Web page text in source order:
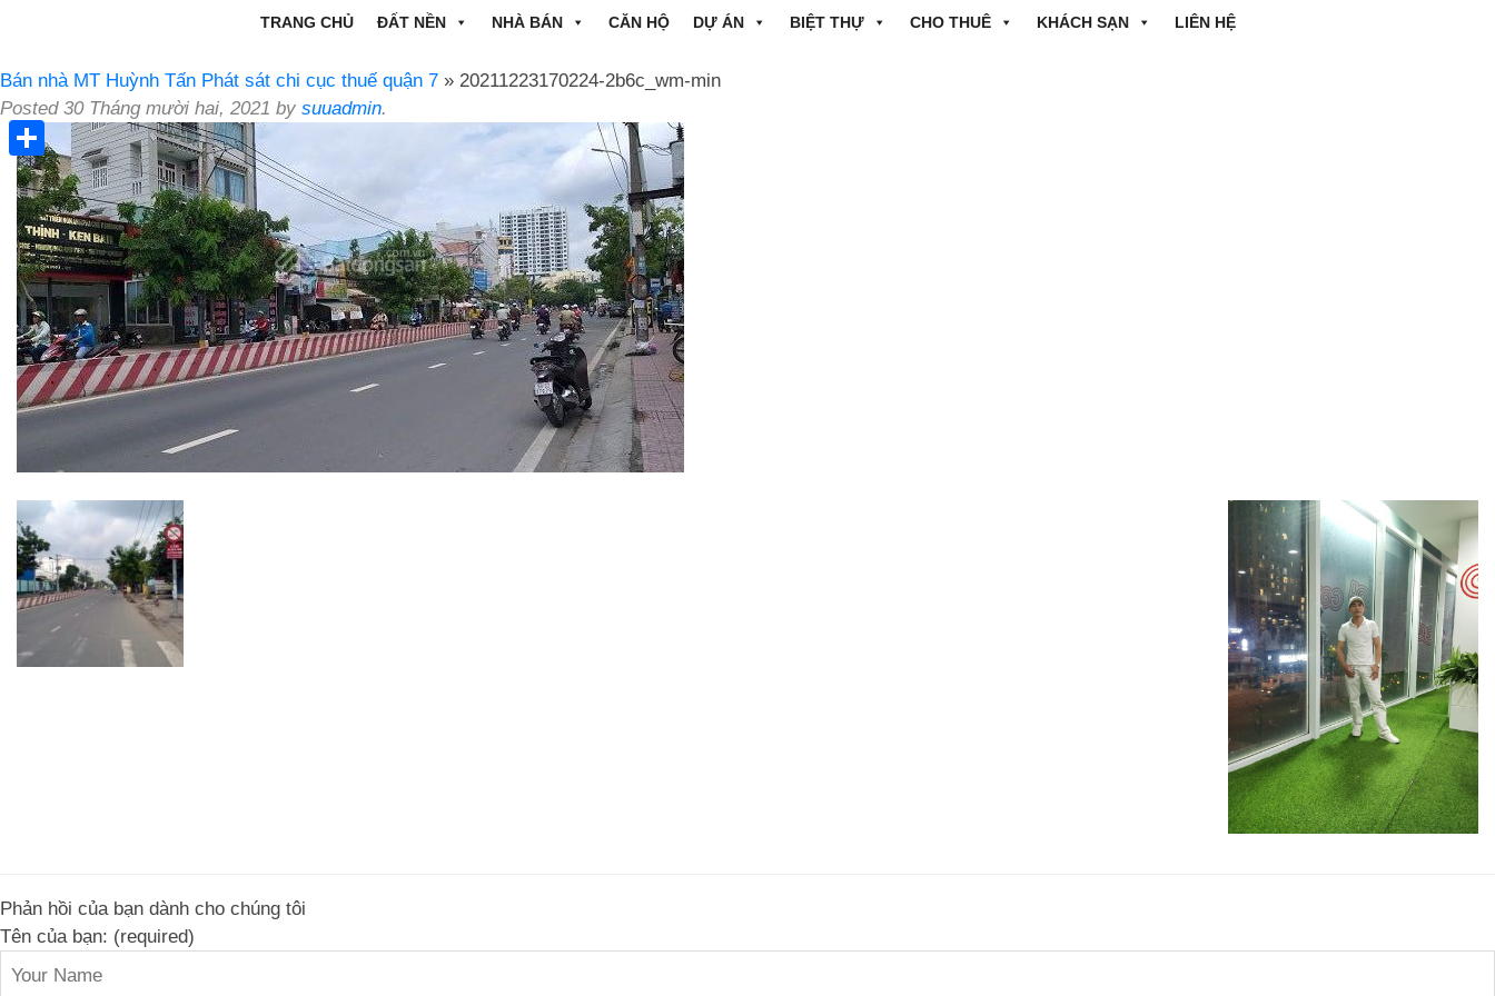
TRANG CHỦ ĐẤT NỀN NHÀ BÁN CĂN HỘ DỰ ÁN BIỆT THỰ CHO THUÊ KHÁCH SẠN LIÊN HỆ
Bán nhà MT Huỳnh Tấn Phát sát chi cục thuế quận 7 » 20211223170224-2b6c_wm-min
Posted 30 Tháng mười hai, 2021 by suuadmin.
Phản hồi của bạn dành cho chúng tôi
Tên của bạn: (required)
Share